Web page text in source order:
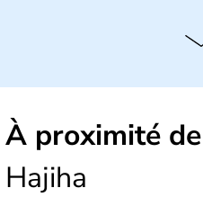
À proximité de
Hajiha